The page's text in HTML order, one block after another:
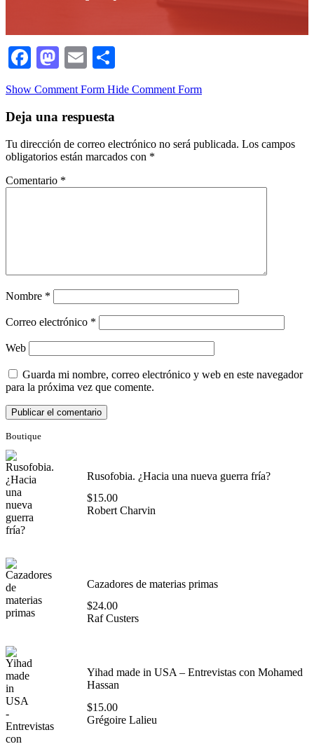
Facebook
Mastodon
Email
Show Comment Form Hide Comment Form
Deja una respuesta
Tu dirección de correo electrónico no será publicada. Los campos
obligatorios están marcados con *
Comentario *
Nombre *
Correo electrónico *
Web
Guarda mi nombre, correo electrónico y web en este navegador
para la próxima vez que comente.
Boutique
Rusofobia. ¿Hacia una nueva guerra fría?
$15.00
Robert Charvin
Cazadores de materias primas
$24.00
Raf Custers
Yihad made in USA – Entrevistas con Mohamed
Hassan
$15.00
Grégoire Lalieu